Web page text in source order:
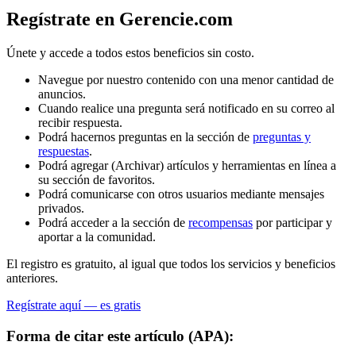
Regístrate en Gerencie.com
Únete y accede a todos estos beneficios sin costo.
Navegue por nuestro contenido con una menor cantidad de
anuncios.
Cuando realice una pregunta será notificado en su correo al
recibir respuesta.
Podrá hacernos preguntas en la sección de preguntas y
respuestas.
Podrá agregar (Archivar) artículos y herramientas en línea a
su sección de favoritos.
Podrá comunicarse con otros usuarios mediante mensajes
privados.
Podrá acceder a la sección de recompensas por participar y
aportar a la comunidad.
El registro es gratuito, al igual que todos los servicios y beneficios
anteriores.
Regístrate aquí — es gratis
Forma de citar este artículo (APA):